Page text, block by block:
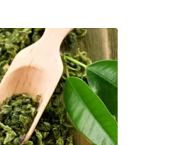
Ответственное
Путешествие